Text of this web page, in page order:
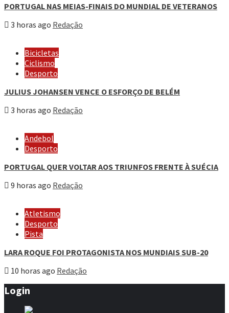
PORTUGAL NAS MEIAS-FINAIS DO MUNDIAL DE VETERANOS
3 horas ago Redação
Bicicletas
Ciclismo
Desporto
JULIUS JOHANSEN VENCE O ESFORÇO DE BELÉM
3 horas ago Redação
Andebol
Desporto
PORTUGAL QUER VOLTAR AOS TRIUNFOS FRENTE À SUÉCIA
9 horas ago Redação
Atletismo
Desporto
Pista
LARA ROQUE FOI PROTAGONISTA NOS MUNDIAIS SUB-20
10 horas ago Redação
Login